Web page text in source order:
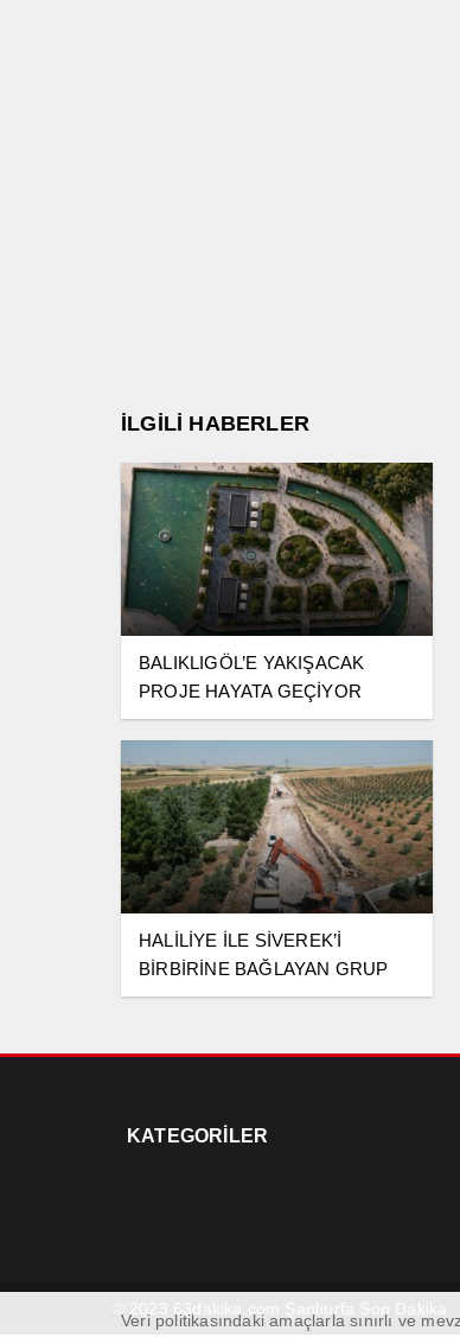
İLGİLİ HABERLER
BALIKLIGÖL’E YAKIŞACAK
PROJE HAYATA GEÇİYOR
HALİLİYE İLE SİVEREK’İ
BİRBİRİNE BAĞLAYAN GRUP
YOLU SICAK ASFALTA
KATEGORİLER
Veri politikasındaki amaçlarla sınırlı ve